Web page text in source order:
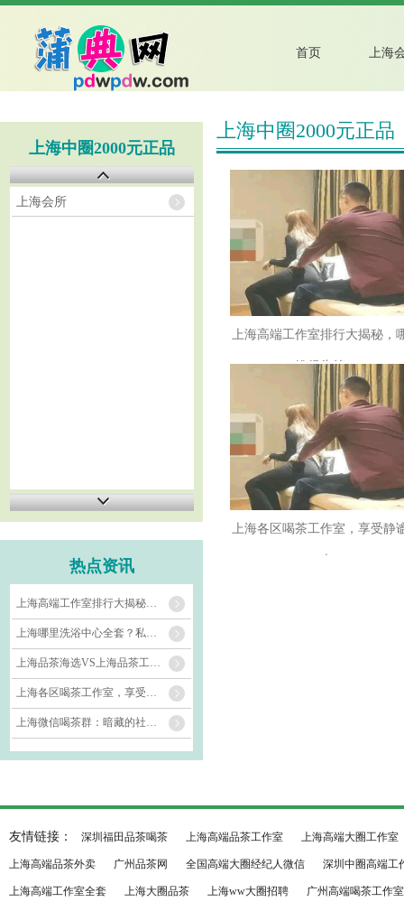
首页 上海
上海中圈2000元正品
上海会所
热点资讯
上海高端工作室排行大揭秘，哪家拔得头筹？
上海哪里洗浴中心全套？私密享受等你来体验！
上海品茶海选VS上海品茶工作室：选择范围对比
上海各区喝茶工作室，享受静谧时光
上海微信喝茶群：暗藏的社交密码还是非法交易？
上海中圈2000元正品
上海高端工作室排行大揭秘，
拔得头筹？
上海各区喝茶工作室，享受静
友情链接： 深圳福田品茶喝茶 上海高端品茶工作室 上海高端大圈工作室
上海高端品茶外卖 广州品茶网 全国高端大圈经纪人微信 深圳中圈高端工
上海高端工作室全套 上海大圈品茶 上海ww大圈招聘 广州高端喝茶工作室